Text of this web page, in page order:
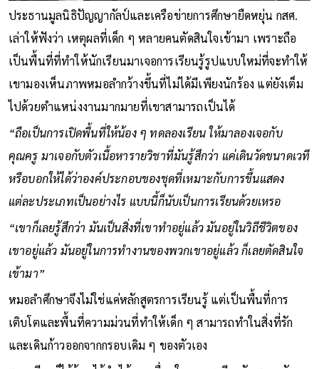
ประธานมูลนิธิปัญญากัลป์และเครือข่ายการศึกษายืดหยุ่น กสศ.
เล่าให้ฟังว่า เหตุผลที่เด็ก ๆ หลายคนตัดสินใจเข้ามา เพราะถือ
เป็นพื้นที่ที่ทำให้นักเรียนมาเจอการเรียนรู้รูปแบบใหม่ที่จะทำให้
เขามองเห็นภาพหมอลำกว้างขึ้นที่ไม่ได้มีเพียงนักร้อง แต่ยังเต็ม
ไปด้วยตำแหน่งงานมากมายที่เขาสามารถเป็นได้
“ถือเป็นการเปิดพื้นที่ให้น้อง ๆ ทดลองเรียน ให้มาลองเจอกับ
คุณครู มาเจอกับตัวเนื้อหารายวิชาที่มันรู้สึกว่า แค่เดินวัดขนาดเวที
หรือบอกให้ได้ว่าองค์ประกอบของชุดที่เหมาะกับการขึ้นแสดง
แต่ละประเภทเป็นอย่างไร แบบนี้ก็นับเป็นการเรียนด้วยเหรอ
“เขาก็เลยรู้สึกว่า มันเป็นสิ่งที่เขาทำอยู่แล้ว มันอยู่ในวิถีชีวิตของ
เขาอยู่แล้ว มันอยู่ในการทำงานของพวกเขาอยู่แล้ว ก็เลยตัดสินใจ
เข้ามา”
หมอลำศึกษาจึงไม่ใช่แค่หลักสูตรการเรียนรู้ แต่เป็นพื้นที่การ
เติบโตและพื้นที่ความม่วนที่ทำให้เด็ก ๆ สามารถทำในสิ่งที่รัก
และเดินก้าวออกจากกรอบเดิม ๆ ของตัวเอง